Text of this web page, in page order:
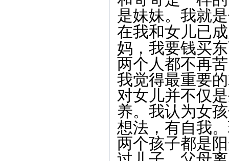
是妹妹。我就
在我和女儿已
妈，我要钱买
两个人都不再
我觉得最重要
对女儿并不仅
养。我认为女
想法，有自我
两个孩子都是